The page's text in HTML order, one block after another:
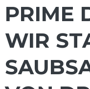
PRIME
WIR